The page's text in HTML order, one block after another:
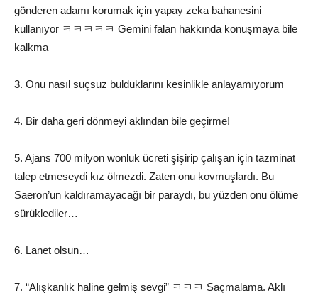
gönderen adamı korumak için yapay zeka bahanesini
kullanıyor ㅋㅋㅋㅋㅋ Gemini falan hakkında konuşmaya bile
kalkma
3. Onu nasıl suçsuz bulduklarını kesinlikle anlayamıyorum
4. Bir daha geri dönmeyi aklından bile geçirme!
5. Ajans 700 milyon wonluk ücreti şişirip çalışan için tazminat
talep etmeseydi kız ölmezdi. Zaten onu kovmuşlardı. Bu
Saeron’un kaldıramayacağı bir paraydı, bu yüzden onu ölüme
sürüklediler…
6. Lanet olsun…
7. “Alışkanlık haline gelmiş sevgi” ㅋㅋㅋ Saçmalama. Aklı